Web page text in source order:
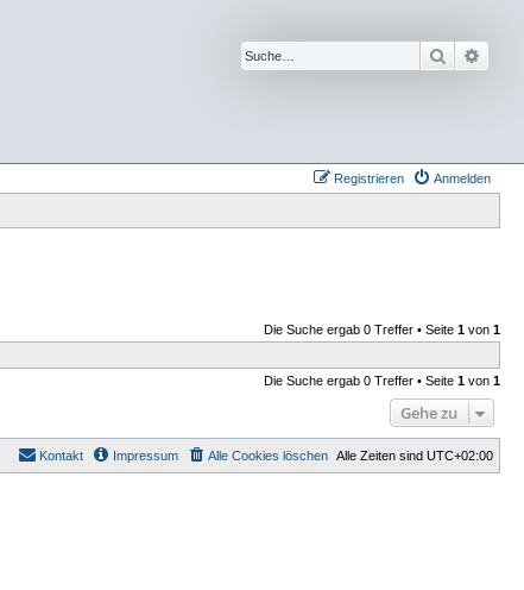
Suche
Anmelden
Registrieren
Die Suche ergab 0 Treffer • Seite 1 von 1
Die Suche ergab 0 Treffer • Seite 1 von 1
Gehe zu
Alle Zeiten sind UTC+02:00
Alle Cookies löschen
Impressum
Kontakt